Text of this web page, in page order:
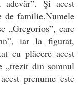
Şi acest
de familie.Numele
„Gregorios”, care
iar la figurat,
cu plăcere acest
„trezit din somnul
prenume este